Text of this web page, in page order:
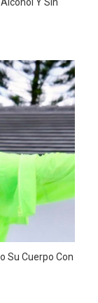
Su Cuerpo Con